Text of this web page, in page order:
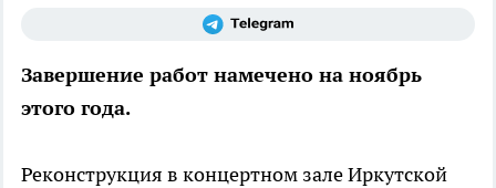
Завершение работ намечено на ноябрь
этого года.
Реконструкция в концертном зале Иркутской